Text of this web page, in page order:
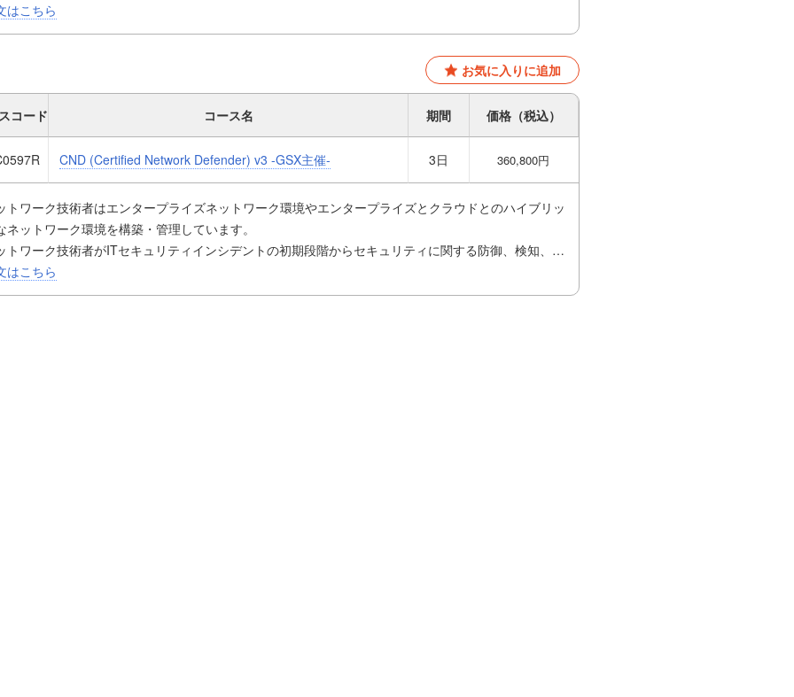
そしてリスクの予見ができれば、企業や組織は、事態の悪化を最小限にすることができ、ネットワー
構築や再構築時にも潜在的なリスクを排除することができます。また、リスクの予見を含む継続的で
なセキュリティサイクルに基づいたセキュリティシステムを構築、運用、改善することにより、サイ
(認定ネットワークディフェンダー)は、組織が包括的なネットワークセキュリティシステムを作成
び維持するために役立つネットワークセキュリティコースです。組織のセキュリティについてどの部
レビュー、テストする必要があるかを特定し、ネットワークのリスクを防止、軽減するために、ネッ
ークセキュリティ技術者に求められるスキルの習得を支援します。
はこちら
お気に入りに追加
コード コース名 期間 価格（税込）
CND (Certified Network Defender) v3 -GSX主催- 3日 360,800円
トワーク技術者はエンタープライズネットワーク環境やエンタープライズとクラウドとのハイブリッ
ネットワーク環境を構築・管理しています。
トワーク技術者がITセキュリティインシデントの初期段階からセキュリティに関する防御、検知、対
そしてリスクの予見ができれば、企業や組織は、事態の悪化を最小限にすることができ、ネットワー
構築や再構築時にも潜在的なリスクを排除することができます。また、リスクの予見を含む継続的で
はこちら